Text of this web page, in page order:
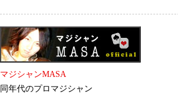
マジシャンMASA
同年代のプロマジシャン